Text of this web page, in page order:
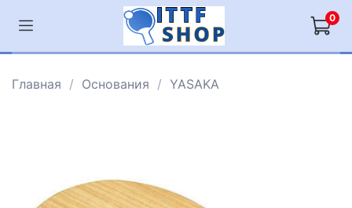
0
Главная Основания YASAKA